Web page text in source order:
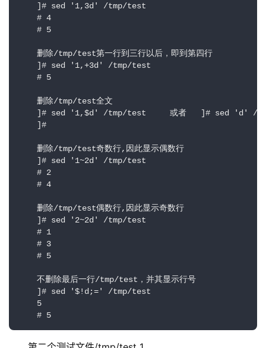
]# sed '1,3d' /tmp/test
# 4
# 5
删除/tmp/test第一行到三行以后，即到第四行
]# sed '1,+3d' /tmp/test
# 5
删除/tmp/test全文
]# sed '1,$d' /tmp/test     或者   ]# sed 'd' /
]#
删除/tmp/test奇数行,因此显示偶数行
]# sed '1~2d' /tmp/test
# 2
# 4
删除/tmp/test偶数行,因此显示奇数行
]# sed '2~2d' /tmp/test
# 1
# 3
# 5
不删除最后一行/tmp/test，并其显示行号
]# sed '$!d;=' /tmp/test
5
# 5